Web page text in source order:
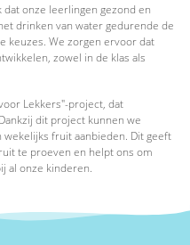
onze leerlingen gezond en
drinken van water gedurende de
keuzes. We zorgen ervoor dat
zowel in de klas als
Lekkers"-project, dat
dit project kunnen we
fruit aanbieden. Dit geeft
te proeven en helpt ons om
al onze kinderen.